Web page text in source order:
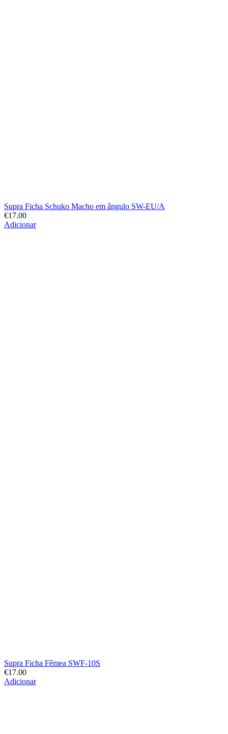
Supra Ficha Schuko Macho em ângulo SW-EU/A
€17.00
Adicionar
Supra Ficha Fêmea SWF-10S
€17.00
Adicionar